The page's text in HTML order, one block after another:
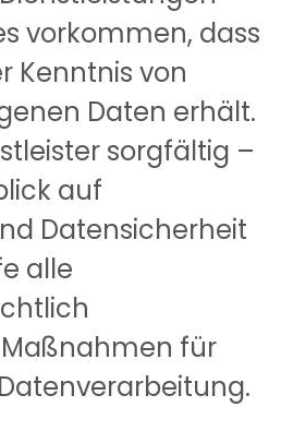
vorkommen, dass
Kenntnis von
Daten erhält.
sorgfältig –
auf
Datensicherheit
alle
für